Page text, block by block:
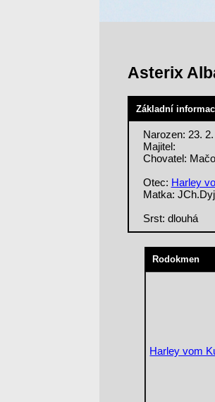
Asterix
Základní
Narozen: 23.
Majitel:
Chovatel:
Otec: Harley
Matka:
Srst: dlouhá
Rodokmen
Harley vom